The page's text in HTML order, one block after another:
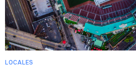
LOCALES